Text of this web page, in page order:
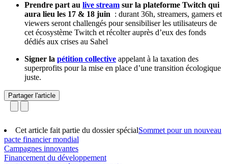
Prendre part au live stream sur la plateforme Twitch qui
aura lieu les 17 & 18 juin : durant 36h, streamers, gamers et
viewers seront challengés pour sensibiliser les utilisateurs de
cet écosystème Twitch et récolter auprès d’eux des fonds
dédiés aux crises au Sahel
Signer la pétition collective appelant à la taxation des
superprofits pour la mise en place d’une transition écologique
juste.
Partager l'article
Cet article fait partie du dossier spécialSommet pour un nouveau
pacte financier mondial
Campagnes innovantes
Financement du développement